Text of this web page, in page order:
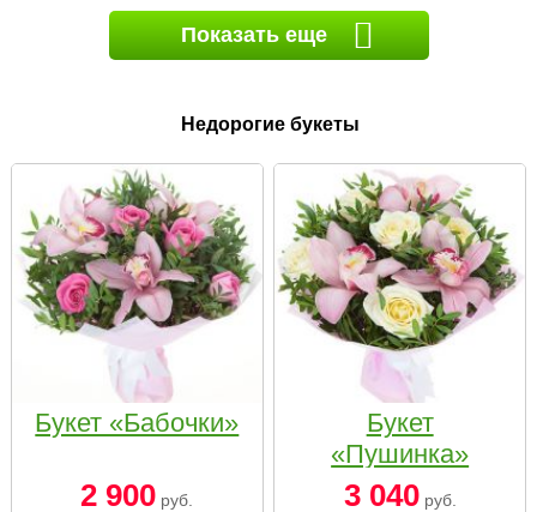
Показать еще
Недорогие букеты
Букет «Бабочки»
2 900 руб.
Букет
«Пушинка»
3 040руб.